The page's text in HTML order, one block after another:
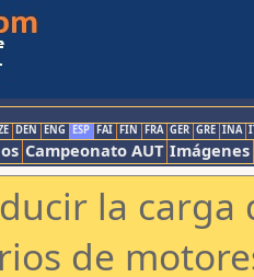
DEN ENG ESP FAI FIN FRA GER GRE INA
Campeonato AUT Imágenes
la
de